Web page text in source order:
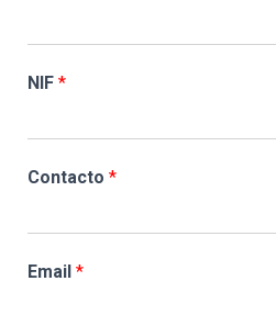
NIF *
Contacto *
Email *